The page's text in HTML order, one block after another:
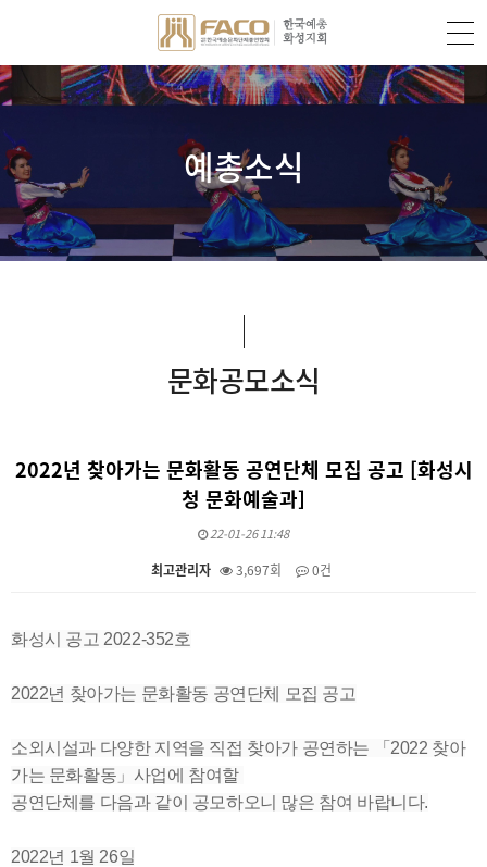
예총소식
문화공모소식
2022년 찾아가는 문화활동 공연단체 모집 공고 [화성시
청 문화예술과]
22-01-26 11:48
최고관리자 3,697회 0건
화성시 공고 2022-352호
2022년 찾아가는 문화활동 공연단체 모집 공고
소외시설과 다양한 지역을 직접 찾아가 공연하는 「2022 찾아
가는 문화활동」사업에 참여할
공연단체를 다음과 같이 공모하오니 많은 참여 바랍니다.
2022년 1월 26일